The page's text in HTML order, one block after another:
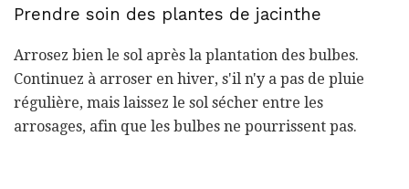
Prendre soin des plantes de jacinthe
Arrosez bien le sol après la plantation des bulbes.
Continuez à arroser en hiver, s'il n'y a pas de pluie
régulière, mais laissez le sol sécher entre les
arrosages, afin que les bulbes ne pourrissent pas.